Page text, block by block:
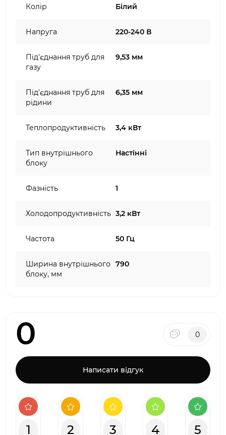
Колір Білий
Напруга 220-240 В
Під'єднання труб для
газу
9,53 мм
Під'єднання труб для
рідини
6,35 мм
Теплопродуктивність 3,4 кВт
Тип внутрішнього
блоку
Настінні
Фазність 1
Холодопродуктивність 3,2 кВт
Частота 50 Гц
Ширина внутрішнього
блоку, мм
790
0 0
Написати відгук
1 2 3 4 5